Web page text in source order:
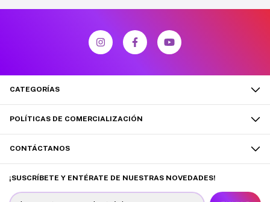
CATEGORÍAS
POLÍTICAS DE COMERCIALIZACIÓN
CONTÁCTANOS
¡SUSCRÍBETE Y ENTÉRATE DE NUESTRAS NOVEDADES!